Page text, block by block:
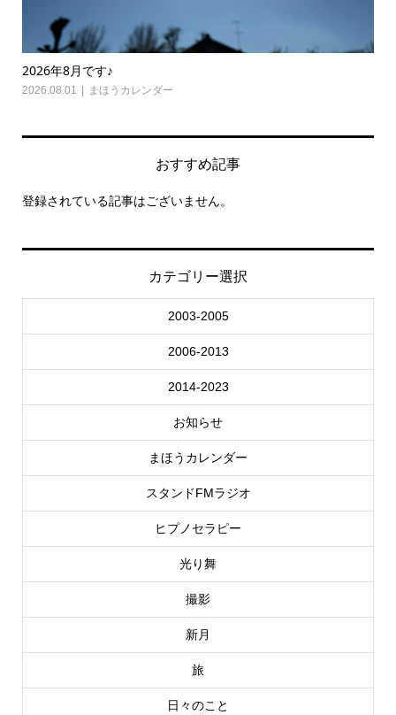
2026年8月です♪
2026.08.01 まほうカレンダー
おすすめ記事
登録されている記事はございません。
カテゴリー選択
2003-2005
2006-2013
2014-2023
お知らせ
まほうカレンダー
スタンドFMラジオ
ヒプノセラピー
光り舞
撮影
新月
旅
日々のこと